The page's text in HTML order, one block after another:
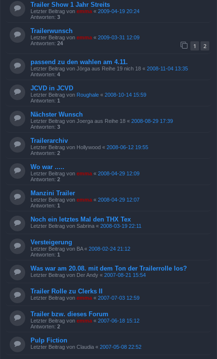
Trailer Show 1 Jahr Streits
Letzter Beitrag von emma « 2009-04-19 20:24
Antworten: 3
Trailerwunsch
Letzter Beitrag von emma « 2009-03-31 12:09
Antworten: 24 1 2
passend zu den wahlen am 4.11.
Letzter Beitrag von Jörga aus Reihe 19 nich 18 « 2008-11-04 13:35
Antworten: 4
JCVD in JCVD
Letzter Beitrag von Roughale « 2008-10-14 15:59
Antworten: 1
Nächster Wunsch
Letzter Beitrag von Joerga aus Reihe 18 « 2008-08-29 17:39
Antworten: 3
Trailerarchiv
Letzter Beitrag von Hollywood « 2008-06-12 19:55
Antworten: 2
Wo war .....
Letzter Beitrag von emma « 2008-04-29 12:09
Antworten: 2
Manzini Trailer
Letzter Beitrag von emma « 2008-04-29 12:07
Antworten: 1
Noch ein letztes Mal den THX Tex
Letzter Beitrag von Sabrina « 2008-03-19 22:11
Versteigerung
Letzter Beitrag von BA« 2008-02-24 21:12
Antworten: 1
Was war am 20.08. mit dem Ton der Trailerrolle los?
Letzter Beitrag von Der Andy « 2007-08-21 15:54
Trailer Rolle zu Clerks II
Letzter Beitrag von emma « 2007-07-03 12:59
Trailer bzw. dieses Forum
Letzter Beitrag von emma « 2007-06-18 15:12
Antworten: 2
Pulp Fiction
Letzter Beitrag von Claudia « 2007-05-08 22:52